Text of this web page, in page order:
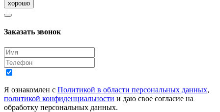
хорошо
Заказать звонок
Я ознакомлен с Политикой в области персональных данных,
политикой конфиденциальности и даю свое согласие на
обработку персональных данных.